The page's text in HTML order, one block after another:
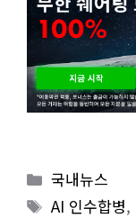
Categories
국내뉴스
Tags
AI 인수합병,